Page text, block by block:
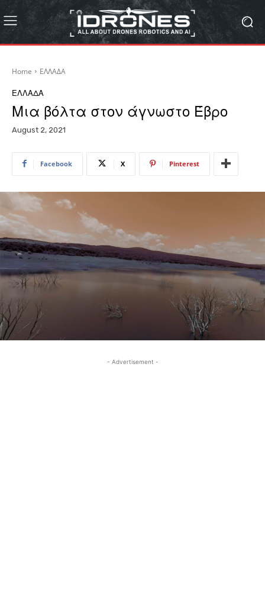
Home ΕΛΛΑΔΑ
ΕΛΛΑΔΑ
Μια βόλτα στον άγνωστο Έβρο
August 2, 2021
Facebook X Pinterest
- Advertisement -